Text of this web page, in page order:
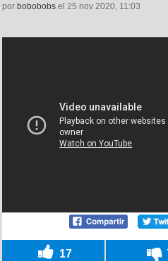
por bobobobs el 25 nov 2020, 11:03
17